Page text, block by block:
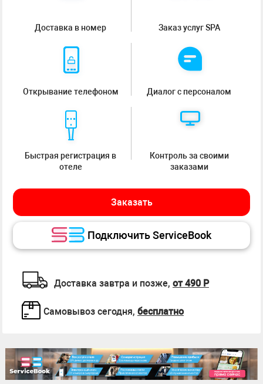
Доставка в номер Заказ услуг SPA
Открывание телефоном Диалог с персоналом
Быстрая регистрация в
отеле
Контроль за своими
заказами
Заказать
Подключить ServiceBook
Доставка завтра и позже, от 490 Р
Самовывоз сегодня, бесплатно